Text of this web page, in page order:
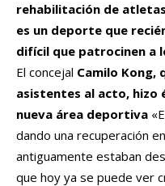
rehabilitación de
es un deporte que
difícil que patrocinen a
El concejal Camilo Kong,
asistentes al acto, hizo
nueva área deportiva
dando una recuperación
antiguamente estaban
que hoy ya se puede ver